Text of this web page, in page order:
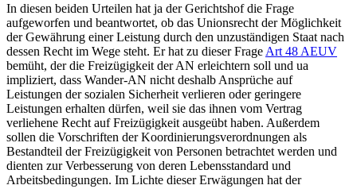
In diesen beiden Urteilen hat ja der Gerichtshof die Frage
aufgeworfen und beantwortet, ob das Unionsrecht der Möglichkeit
der Gewährung einer Leistung durch den unzuständigen Staat nach
dessen Recht im Wege steht. Er hat zu dieser Frage Art 48 AEUV
bemüht, der die Freizügigkeit der AN erleichtern soll und ua
impliziert, dass Wander-AN nicht deshalb Ansprüche auf
Leistungen der sozialen Sicherheit verlieren oder geringere
Leistungen erhalten dürfen, weil sie das ihnen vom Vertrag
verliehene Recht auf Freizügigkeit ausgeübt haben. Außerdem
sollen die Vorschriften der Koordinierungsverordnungen als
Bestandteil der Freizügigkeit von Personen betrachtet werden und
dienten zur Verbesserung von deren Lebensstandard und
Arbeitsbedingungen. Im Lichte dieser Erwägungen hat der